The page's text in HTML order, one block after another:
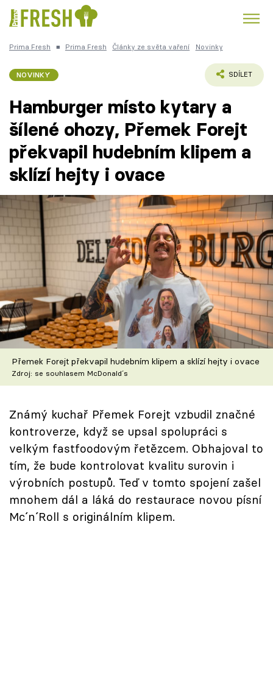
Česká kuchyně
Témata
Recepty
Články
TV Program
Škola vaření
Recepty z TV
Speciál: Cuketa
Těhotnej kuchař
Přihlášení
Sledujte nás
Prima Fresh ■ Prima Fresh Články ze světa vaření Novinky
NOVINKY SDÍLET
Hamburger místo kytary a
šílené ohozy, Přemek Forejt
překvapil hudebním klipem a
sklízí hejty i ovace
Přemek Forejt překvapil hudebním klipem a sklízí hejty i ovace
Zdroj: se souhlasem McDonald´s
Známý kuchař Přemek Forejt vzbudil značné
kontroverze, když se upsal spolupráci s
velkým fastfoodovým řetězcem. Obhajoval to
tím, že bude kontrolovat kvalitu surovin i
výrobních postupů. Teď v tomto spojení zašel
mnohem dál a láká do restaurace novou písní
Mc´n´Roll s originálním klipem.